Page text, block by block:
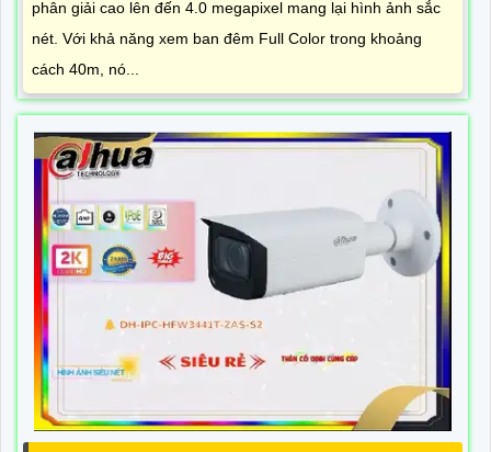
phân giải cao lên đến 4.0 megapixel mang lại hình ảnh sắc
nét. Với khả năng xem ban đêm Full Color trong khoảng
cách 40m, nó...